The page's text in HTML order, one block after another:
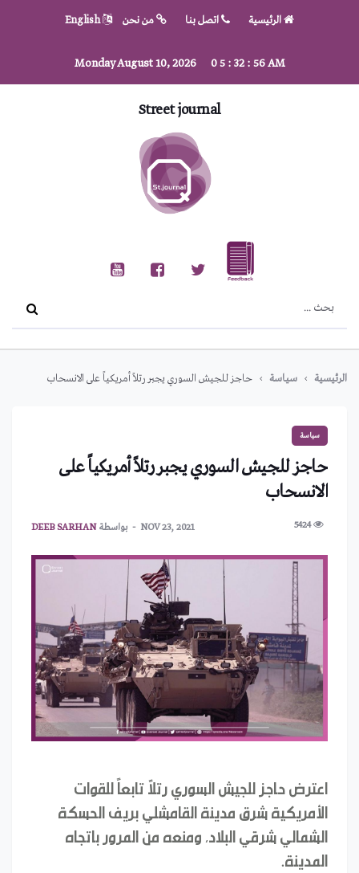
الرئيسية اتصل بنا من نحن English
Monday August 10, 2026 05: 32: 56AM
Street journal
الرئيسية سياسة حاجز للجيش السوري يجبر رتلاً أمريكياً على الانسحاب
سياسة
حاجز للجيش السوري يجبر رتلاً أمريكياً على
الانسحاب
5424
NOV 23, 2021 بواسطةDEEB SARHAN
اعترض حاجز للجيش السوري رتلاً تابعاً للقوات
الأمريكية شرق مدينة القامشلي بريف الحسكة
الشمالي شرقي البلاد، ومنعه من المرور باتجاه
المدينة.